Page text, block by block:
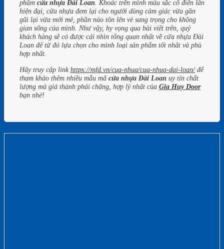
phẩm cửa nhựa Đài Loan. Khoác trên mình màu sắc cổ điển lẫn
hiện đại, cửa nhựa đem lại cho người dùng cảm giác vừa gần
gũi lại vừa mới mẻ, phần nào tôn lên vẻ sang trọng cho không
gian sống của mình. Như vậy, hy vọng qua bài viết trên, quý
khách hàng sẽ có được cái nhìn tổng quan nhất về cửa nhựa Đài
Loan để từ đó lựa chọn cho mình loại sản phẩm tốt nhất và phù
hợp nhất.
Hãy truy cập linkhttps://mfd.vn/cua-nhua/cua-nhua-dai-loan/để
tham khảo thêm nhiều mẫu mã cửa nhựa Đài Loan uy tín chất
lượng mà giá thành phải chăng, hợp lý nhất của Gia Huy Door
bạn nhé!